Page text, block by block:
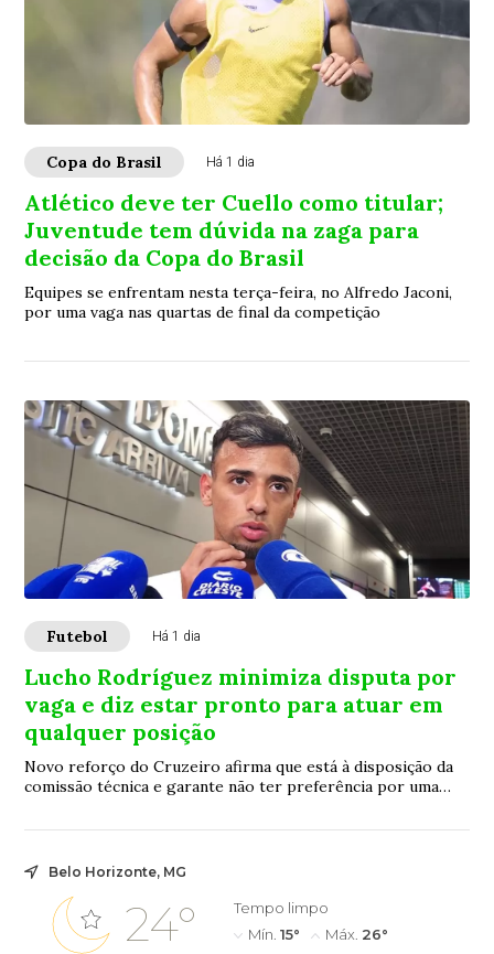
Copa do Brasil Há 1 dia
Atlético deve ter Cuello como titular;
Juventude tem dúvida na zaga para
decisão da Copa do Brasil
Equipes se enfrentam nesta terça-feira, no Alfredo Jaconi,
por uma vaga nas quartas de final da competição
Futebol Há 1 dia
Lucho Rodríguez minimiza disputa por
vaga e diz estar pronto para atuar em
qualquer posição
Novo reforço do Cruzeiro afirma que está à disposição da
comissão técnica e garante não ter preferência por uma
Belo Horizonte, MG
24°
Tempo limpo
Mín. 15° Máx. 26°